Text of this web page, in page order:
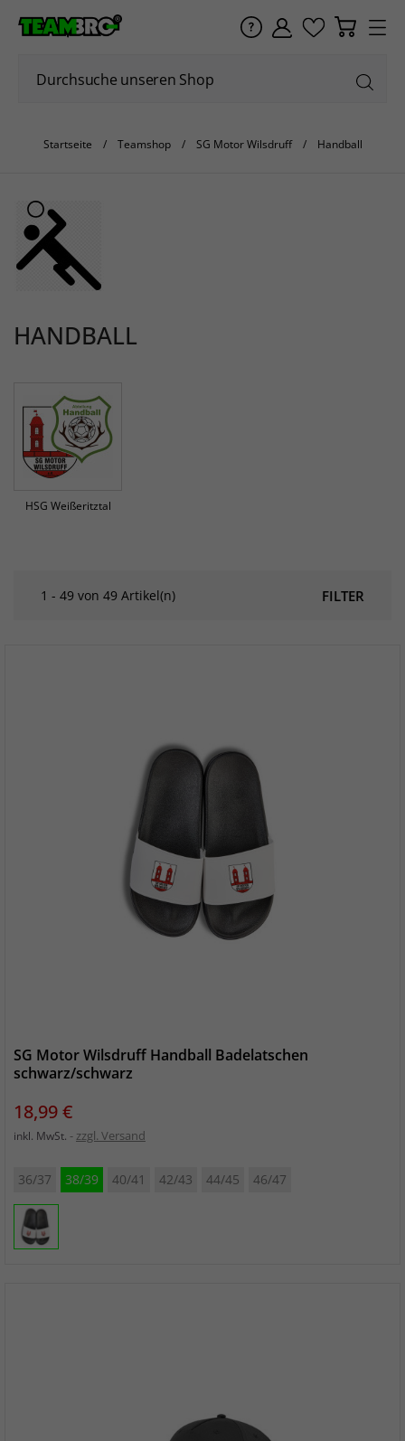
Startseite Teamshop SG Motor Wilsdruff Handball
HANDBALL
HSG Weißeritztal
FILTER
1 - 49 von 49 Artikel(n)
SG Motor Wilsdruff Handball Badelatschen
schwarz/schwarz
Preis
18,99 €
inkl. MwSt. zzgl. Versand
36/37 38/39 40/41 42/43 44/45 46/47